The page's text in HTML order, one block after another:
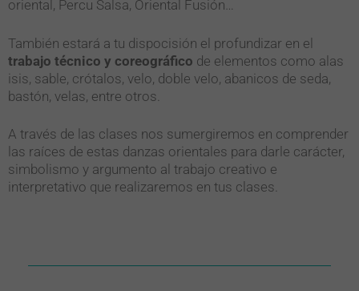
oriental, Percu Salsa, Oriental Fusión…
También estará a tu dispocisión el profundizar en el
trabajo técnico y coreográfico de elementos como alas
isis, sable, crótalos, velo, doble velo, abanicos de seda,
bastón, velas, entre otros.
A través de las clases nos sumergiremos en comprender
las raíces de estas danzas orientales para darle carácter,
simbolismo y argumento al trabajo creativo e
interpretativo que realizaremos en tus clases.